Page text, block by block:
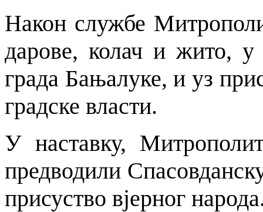
Након службе
дарове, колач и жито,
града Бањалуке, и уз
градске власти.
У наставку,
предводили
присуство вјерног